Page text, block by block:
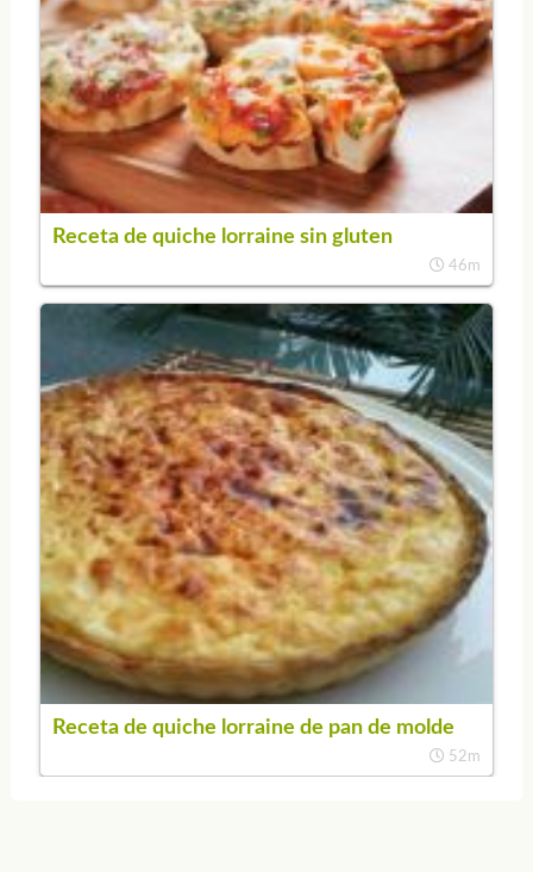
Receta de quiche lorraine sin gluten
46m
Receta de quiche lorraine de pan de molde
52m